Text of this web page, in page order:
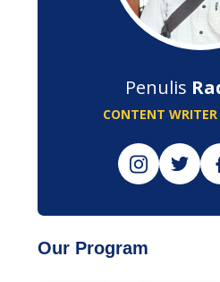
Penulis
CONTENT
Our Program